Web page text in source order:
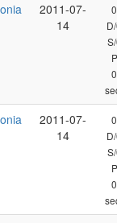
2011-07-
14
0
P
0
2011-07-
14
0
P
0